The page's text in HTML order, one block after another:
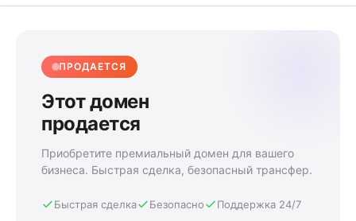
ПРОДАЕТСЯ
Этот домен
продается
Приобретите премиальный домен для вашего
бизнеса. Быстрая сделка, безопасный трансфер.
Быстрая сделка Безопасно Поддержка 24/7